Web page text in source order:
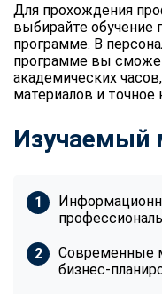
Для прохождения
выбирайте обучение
программе. В
программе вы
академических
материалов и
Изучаемый
Современные
бизнес-